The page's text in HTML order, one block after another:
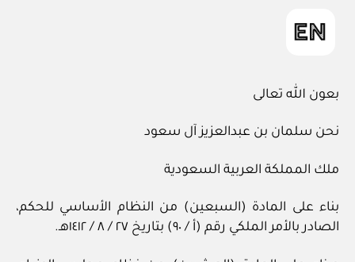
بعون الله تعالى
نحن سلمان بن عبدالعزيز آل سعود
ملك المملكة العربية السعودية
بناء على المادة (السبعين) من النظام الأساسي للحكم،
الصادر بالأمر الملكي رقم (أ / ٩٠) بتاريخ ٢٧ / ٨ / ١٤١٢هـ.